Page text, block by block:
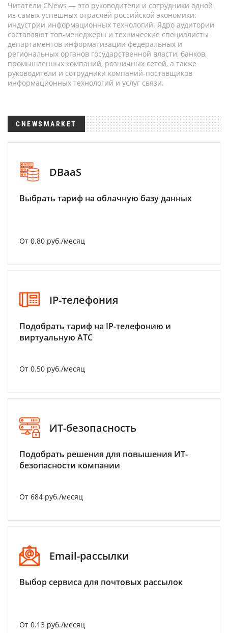
Читатели CNews — это руководители и сотрудники одной
из самых успешных отраслей российской экономики:
индустрии информационных технологий. Ядро аудитории
составляют топ-менеджеры и технические специалисты
департаментов информатизации федеральных и
региональных органов государственной власти, банков,
промышленных компаний, розничных сетей, а также
руководители и сотрудники компаний-поставщиков
информационных технологий и услуг связи.
CNEWSMARKET
DBaaS
Выбрать тариф на облачную базу данных
От 0.80 руб./месяц
IP-телефония
Подобрать тариф на IP-телефонию и
виртуальную АТС
От 0.50 руб./месяц
ИТ-безопасность
Подобрать решения для повышения ИТ-
безопасности компании
От 684 руб./месяц
Email-рассылки
Выбор сервиса для почтовых рассылок
От 0.13 руб./месяц